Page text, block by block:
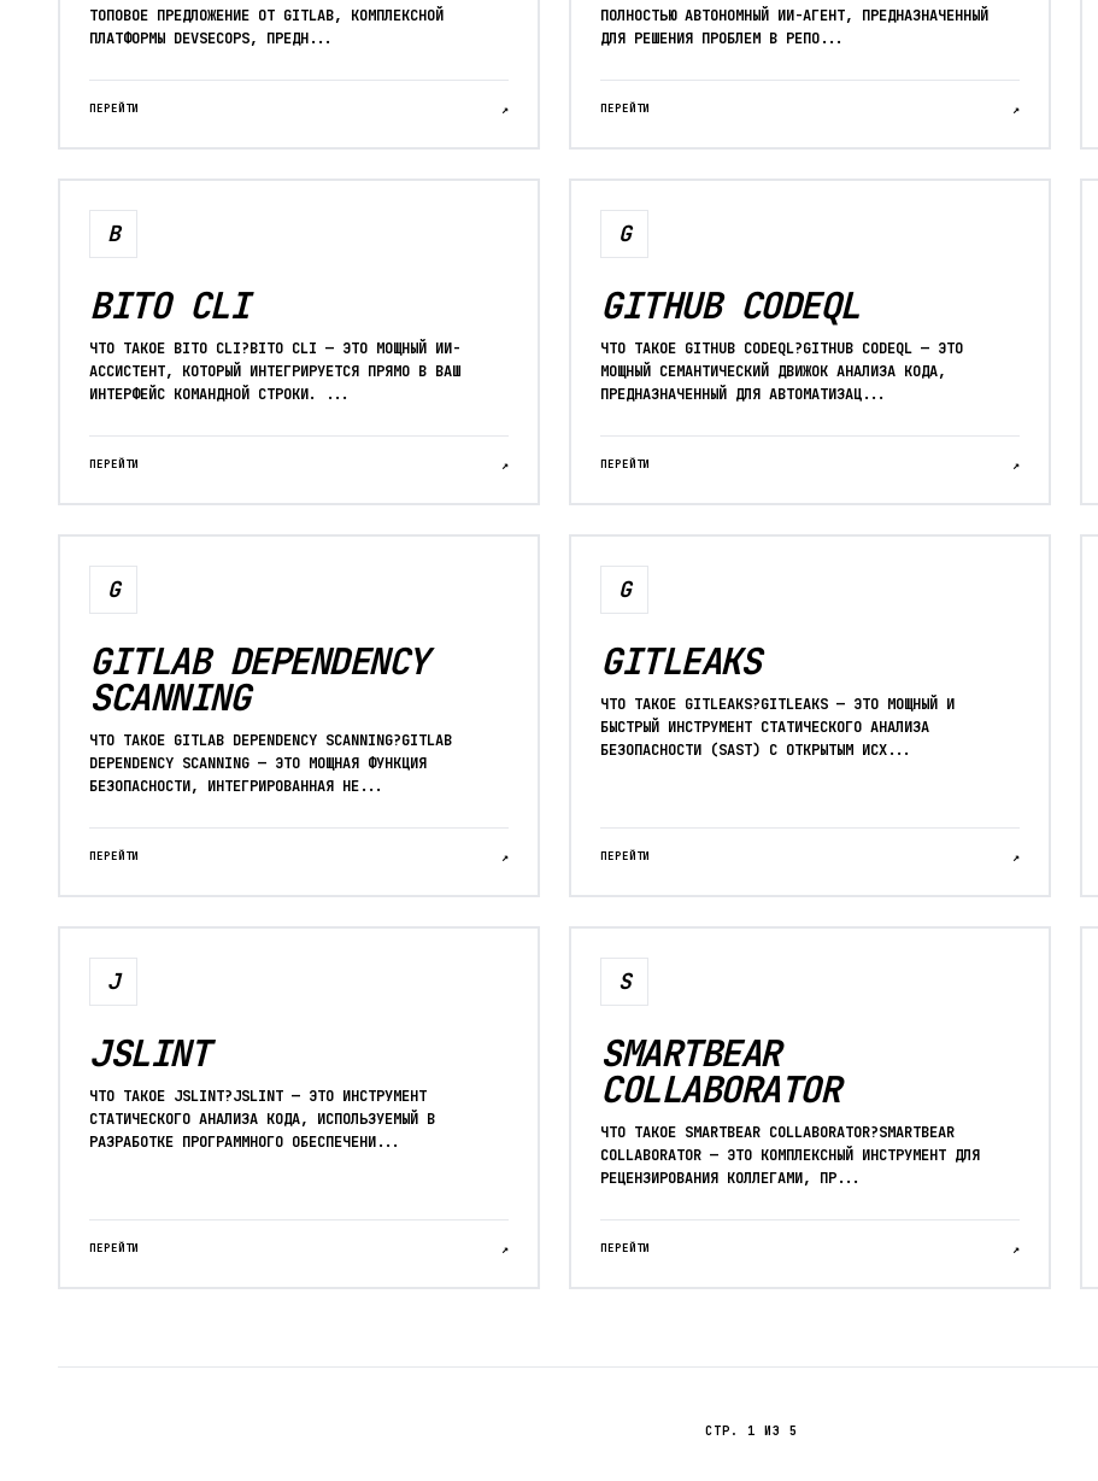
ТОПОВОЕ ПРЕДЛОЖЕНИЕ ОТ GITLAB, КОМПЛЕКСНОЙ
ПЛАТФОРМЫ DEVSECOPS, ПРЕДН...
ПЕРЕЙТИ ↗
ПОЛНОСТЬЮ АВТОНОМНЫЙ ИИ-АГЕНТ, ПРЕДНАЗНАЧЕННЫЙ
ДЛЯ РЕШЕНИЯ ПРОБЛЕМ В РЕПО...
ПЕРЕЙТИ ↗
B
BITO CLI
ЧТО ТАКОЕ BITO CLI?BITO CLI — ЭТО МОЩНЫЙ ИИ-
АССИСТЕНТ, КОТОРЫЙ ИНТЕГРИРУЕТСЯ ПРЯМО В ВАШ
ИНТЕРФЕЙС КОМАНДНОЙ СТРОКИ. ...
ПЕРЕЙТИ ↗
G
GITHUB CODEQL
ЧТО ТАКОЕ GITHUB CODEQL?GITHUB CODEQL — ЭТО
МОЩНЫЙ СЕМАНТИЧЕСКИЙ ДВИЖОК АНАЛИЗА КОДА,
ПРЕДНАЗНАЧЕННЫЙ ДЛЯ АВТОМАТИЗАЦ...
ПЕРЕЙТИ ↗
G
GITLAB DEPENDENCY
SCANNING
ЧТО ТАКОЕ GITLAB DEPENDENCY SCANNING?GITLAB
DEPENDENCY SCANNING — ЭТО МОЩНАЯ ФУНКЦИЯ
БЕЗОПАСНОСТИ, ИНТЕГРИРОВАННАЯ НЕ...
ПЕРЕЙТИ ↗
G
GITLEAKS
ЧТО ТАКОЕ GITLEAKS?GITLEAKS — ЭТО МОЩНЫЙ И
БЫСТРЫЙ ИНСТРУМЕНТ СТАТИЧЕСКОГО АНАЛИЗА
БЕЗОПАСНОСТИ (SAST) С ОТКРЫТЫМ ИСХ...
ПЕРЕЙТИ ↗
J
JSLINT
ЧТО ТАКОЕ JSLINT?JSLINT — ЭТО ИНСТРУМЕНТ
СТАТИЧЕСКОГО АНАЛИЗА КОДА, ИСПОЛЬЗУЕМЫЙ В
РАЗРАБОТКЕ ПРОГРАММНОГО ОБЕСПЕЧЕНИ...
ПЕРЕЙТИ ↗
S
SMARTBEAR
COLLABORATOR
ЧТО ТАКОЕ SMARTBEAR COLLABORATOR?SMARTBEAR
COLLABORATOR — ЭТО КОМПЛЕКСНЫЙ ИНСТРУМЕНТ ДЛЯ
РЕЦЕНЗИРОВАНИЯ КОЛЛЕГАМИ, ПР...
ПЕРЕЙТИ ↗
СТР. 1 ИЗ 5